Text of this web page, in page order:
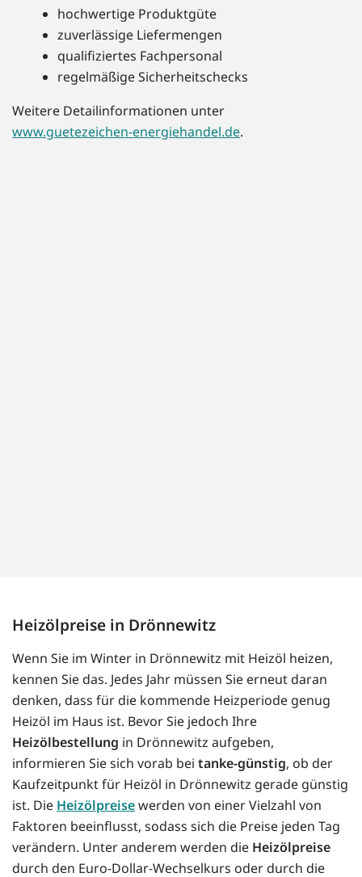
hochwertige Produktgüte
zuverlässige Liefermengen
qualifiziertes Fachpersonal
regelmäßige Sicherheitschecks
Weitere Detailinformationen unter
www.guetezeichen-energiehandel.de.
Heizölpreise in Drönnewitz
Wenn Sie im Winter in Drönnewitz mit Heizöl heizen,
kennen Sie das. Jedes Jahr müssen Sie erneut daran
denken, dass für die kommende Heizperiode genug
Heizöl im Haus ist. Bevor Sie jedoch Ihre
Heizölbestellung in Drönnewitz aufgeben,
informieren Sie sich vorab bei tanke-günstig, ob der
Kaufzeitpunkt für Heizöl in Drönnewitz gerade günstig
ist. Die Heizölpreisewerden von einer Vielzahl von
Faktoren beeinflusst, sodass sich die Preise jeden Tag
verändern. Unter anderem werden die Heizölpreise
durch den Euro-Dollar-Wechselkurs oder durch die